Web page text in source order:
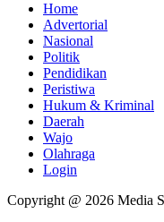
Home
Advertorial
Nasional
Politik
Pendidikan
Peristiwa
Hukum & Kriminal
Daerah
Wajo
Olahraga
Login
Copyright @ 2026 Media